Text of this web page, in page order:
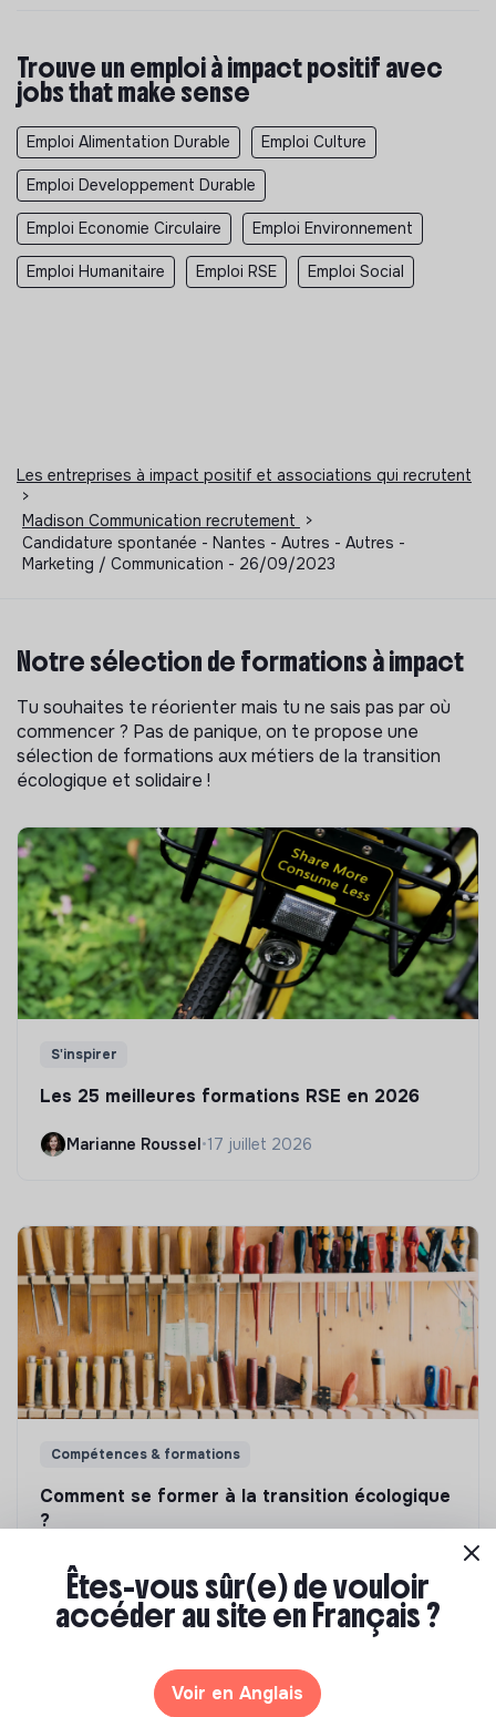
Trouve un emploi à impact positif avec
jobs that make sense
Emploi Alimentation Durable Emploi Culture
Emploi Developpement Durable
Emploi Economie Circulaire Emploi Environnement
Emploi Humanitaire Emploi RSE Emploi Social
Les entreprises à impact positif et associations qui recrutent
>
Madison Communication recrutement
>
Candidature spontanée - Nantes - Autres - Autres -
Marketing / Communication - 26/09/2023
Notre sélection de formations à impact
Tu souhaites te réorienter mais tu ne sais pas par où
commencer ? Pas de panique, on te propose une
sélection de formations aux métiers de la transition
écologique et solidaire !
S'inspirer
Les 25 meilleures formations RSE en 2026
Marianne Roussel•17 juillet 2026
Compétences & formations
Comment se former à la transition écologique
?
Marianne Roussel 09 janvier 2024
Êtes-vous sûr(e) de vouloir
accéder au site en Français ?
Voir en Anglais